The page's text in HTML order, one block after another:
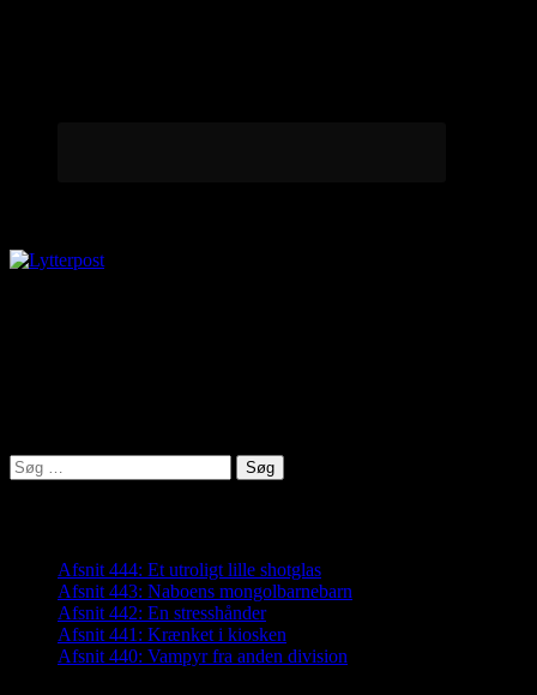
Søg
efter:
Afsnit 444: Et utroligt lille shotglas
Afsnit 443: Naboens mongolbarnebarn
Afsnit 442: En stresshånder
Afsnit 441: Krænket i kiosken
Afsnit 440: Vampyr fra anden division